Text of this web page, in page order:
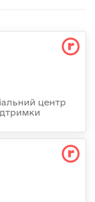
центр